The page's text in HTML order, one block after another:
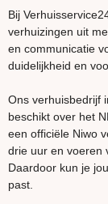
Bij
verhuizingen uit
en communicatie
duidelijkheid en
Ons verhuisbedrijf
beschikt over het
een officiële Niwo
drie uur en voeren
Daardoor kun je
past.